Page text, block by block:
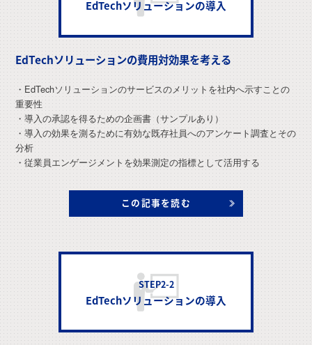
EdTechソリューションの導入
EdTechソリューションの費用対効果を考える
・EdTechソリューションのサービスのメリットを社内へ示すことの
重要性
・導入の承認を得るための企画書（サンプルあり）
・導入の効果を測るために有効な既存社員へのアンケート調査とその
分析
・従業員エンゲージメントを効果測定の指標として活用する
この記事を読む
STEP2-2
EdTechソリューションの導入